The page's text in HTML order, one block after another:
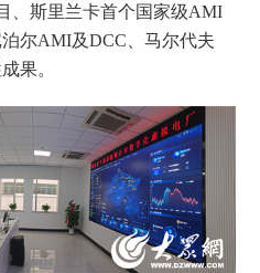
、斯里兰卡首个国家级AMI
尔AMI及DCC、马尔代夫
果。